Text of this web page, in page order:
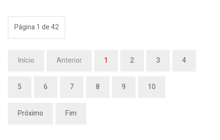
Página 1 de 42
Início Anterior 1 2 3 4
5 6 7 8 9 10
Próximo Fim